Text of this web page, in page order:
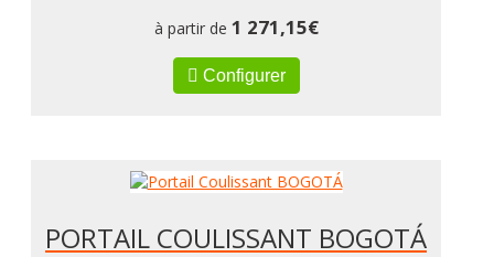
à partir de 1 271,15€
Configurer
PORTAIL COULISSANT BOGOTÁ